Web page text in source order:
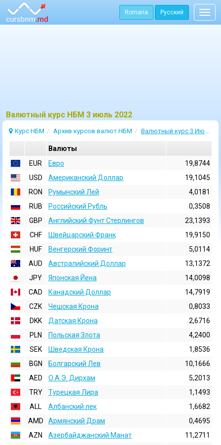
Romana Русский
Bалютный курс НБМ 3 июль 2022
Курс НБМ Архив курсов валют НБМ Валютный курс 3 Июль 2022
Валюты
EUR
Евро
19,8744
USD
Aмериканский Доллар
19,1045
RON
Румынский Лей
4,0181
RUB
Российский Рубль
0,3508
GBP
Английский Фунт Стерлингов
23,1393
CHF
Швейцарский Франк
19,9150
HUF
Венгерский Форинт
5,0114
AUD
Австралийский Доллар
13,1372
JPY
Японская Йена
14,0098
CAD
Канадский Доллар
14,7919
CZK
Чешская Крона
0,8033
DKK
Датская Крона
2,6716
PLN
Польская Злота
4,2400
SEK
Шведская Крона
1,8536
BGN
Болгарский Лев
10,1666
AED
О.А.Э. Дирхам
5,2013
TRY
Турецкая Лира
1,1493
ALL
Албанский лек
1,6682
AMD
Армянский Драм
0,4695
AZN
Азербайджанский Манат
11,2711